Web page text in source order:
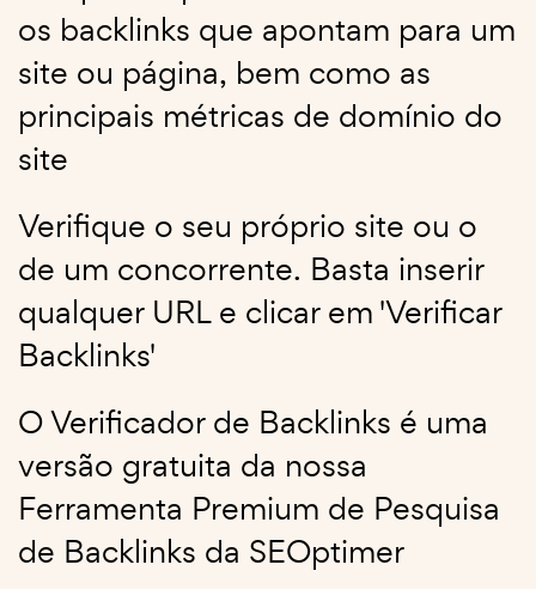
os backlinks que apontam para um
site ou página, bem como as
principais métricas de domínio do
site
Verifique o seu próprio site ou o
de um concorrente. Basta inserir
qualquer URL e clicar em 'Verificar
Backlinks'
O Verificador de Backlinks é uma
versão gratuita da nossa
Ferramenta Premium de Pesquisa
de Backlinks da SEOptimer